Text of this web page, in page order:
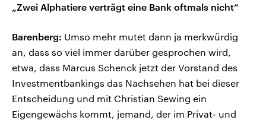
„Zwei Alphatiere verträgt eine Bank oftmals nicht“
Barenberg: Umso mehr mutet dann ja merkwürdig
an, dass so viel immer darüber gesprochen wird,
etwa, dass Marcus Schenck jetzt der Vorstand des
Investmentbankings das Nachsehen hat bei dieser
Entscheidung und mit Christian Sewing ein
Eigengewächs kommt, jemand, der im Privat- und